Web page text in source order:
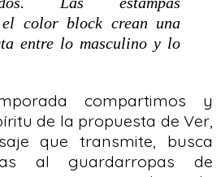
color block crean una
entre lo masculino y lo
compartimos y
de la propuesta de Ver,
que transmite, busca
al guardarropas de